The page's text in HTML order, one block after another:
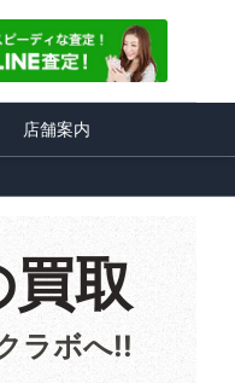
店舗案内
取
ラボへ!!